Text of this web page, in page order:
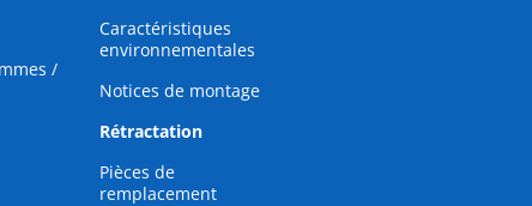
/
Caractéristiques
environnementales
Notices de montage
Rétractation
Pièces de
remplacement